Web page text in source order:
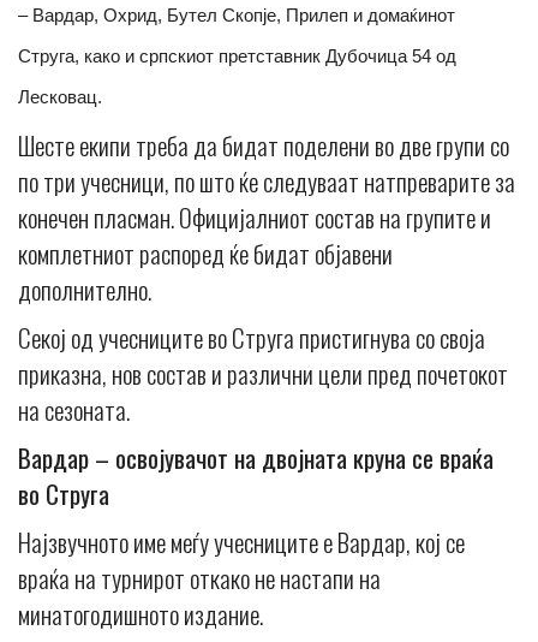
– Вардар, Охрид, Бутел Скопје, Прилеп и домаќинот
Струга, како и српскиот претставник Дубочица 54 од
Лесковац.
Шесте екипи треба да бидат поделени во две групи со
по три учесници, по што ќе следуваат натпреварите за
конечен пласман. Официјалниот состав на групите и
комплетниот распоред ќе бидат објавени
дополнително.
Секој од учесниците во Струга пристигнува со своја
приказна, нов состав и различни цели пред почетокот
на сезоната.
Вардар – освојувачот на двојната круна се враќа
во Струга
Најзвучното име меѓу учесниците е Вардар, кој се
враќа на турнирот откако не настапи на
минатогодишното издание.